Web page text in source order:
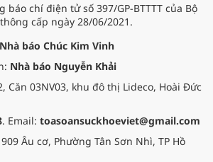
báo chí điện tử số 397/GP-BTTTT của Bộ
cấp ngày 28/06/2021.
báo Chúc Kim Vinh
Nhà báo Nguyễn Khải
Căn 03NV03, khu đô thị Lideco, Hoài Đức
. Email: toasoansuckhoeviet@gmail.com
Âu cơ, Phường Tân Sơn Nhì, TP Hồ